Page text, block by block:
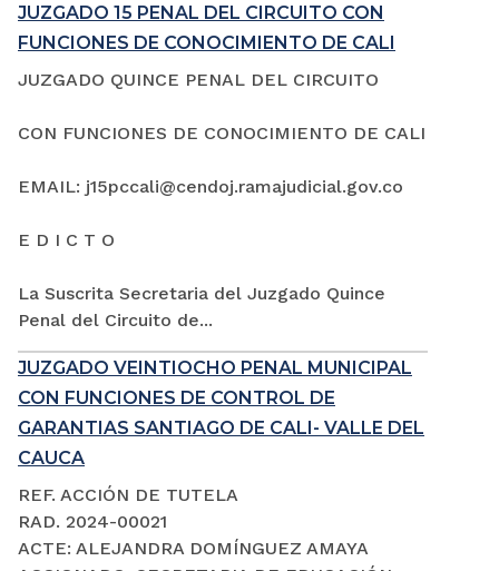
JUZGADO 15 PENAL DEL CIRCUITO CON
FUNCIONES DE CONOCIMIENTO DE CALI
JUZGADO QUINCE PENAL DEL CIRCUITO
CON FUNCIONES DE CONOCIMIENTO DE CALI
EMAIL: j15pccali@cendoj.ramajudicial.gov.co
E D I C T O
La Suscrita Secretaria del Juzgado Quince
Penal del Circuito de...
JUZGADO VEINTIOCHO PENAL MUNICIPAL
CON FUNCIONES DE CONTROL DE
GARANTIAS SANTIAGO DE CALI- VALLE DEL
CAUCA
REF. ACCIÓN DE TUTELA
RAD. 2024-00021
ACTE: ALEJANDRA DOMÍNGUEZ AMAYA